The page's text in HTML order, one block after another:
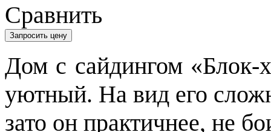
Сравнить
Запросить цену
Дом с сайдингом «Блок-
уютный. На вид его
зато он практичнее, не